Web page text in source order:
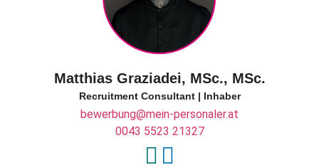
Matthias Graziadei, MSc., MSc.
Recruitment Consultant | Inhaber
bewerbung@mein-personaler.at
0043 5523 21327